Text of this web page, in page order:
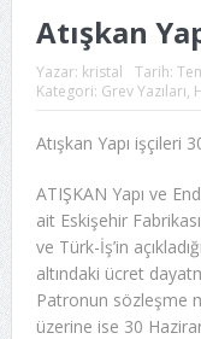
Atışkan
Yazar: kristal Tarih:
Kategori: Grev Yazıları,
Atışkan Yapı işçileri
ATIŞKAN Yapı ve
ait Eskişehir
ve Türk-İş’in
altındaki ücret
Patronun sözleşme
üzerine ise 30